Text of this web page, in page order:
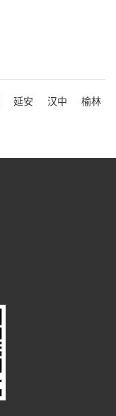
延安 汉中 榆林